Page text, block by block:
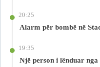
20:25
Alarm për bombë në
19:35
Një person i lënduar